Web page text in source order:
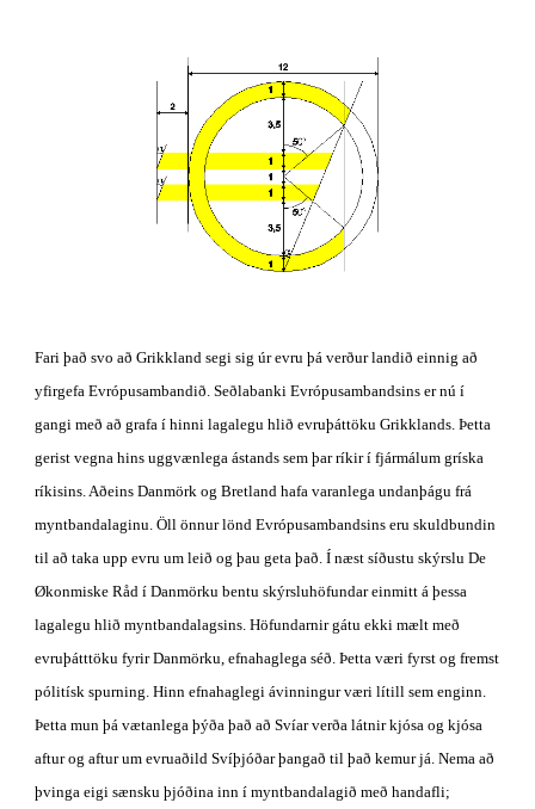
Fari það svo að Grikkland segi sig úr evru þá verður landið einnig að
yfirgefa Evrópusambandið. Seðlabanki Evrópusambandsins er nú í
gangi með að grafa í hinni lagalegu hlið evruþáttöku Grikklands. Þetta
gerist vegna hins uggvænlega ástands sem þar ríkir í fjármálum gríska
ríkisins. Aðeins Danmörk og Bretland hafa varanlega undanþágu frá
myntbandalaginu. Öll önnur lönd Evrópusambandsins eru skuldbundin
til að taka upp evru um leið og þau geta það. Í næst síðustu skýrslu De
Økonmiske Råd í Danmörku bentu skýrsluhöfundar einmitt á þessa
lagalegu hlið myntbandalagsins. Höfundarnir gátu ekki mælt með
evruþátttöku fyrir Danmörku, efnahaglega séð. Þetta væri fyrst og fremst
pólitísk spurning. Hinn efnahaglegi ávinningur væri lítill sem enginn.
Þetta mun þá vætanlega þýða það að Svíar verða látnir kjósa og kjósa
aftur og aftur um evruaðild Svíþjóðar þangað til það kemur já. Nema að
þvinga eigi sænsku þjóðina inn í myntbandalagið með handafli;